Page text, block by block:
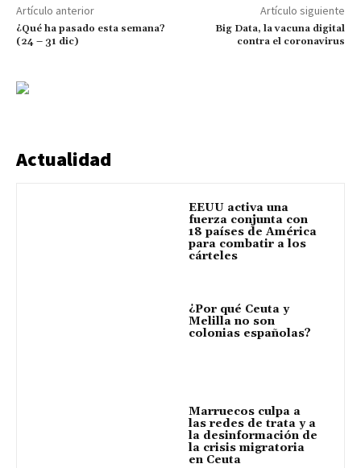
Artículo anterior
¿Qué ha pasado esta semana?
(24 – 31 dic)
Artículo siguiente
Big Data, la vacuna digital
contra el coronavirus
Actualidad
EEUU activa una
fuerza conjunta con
18 países de América
para combatir a los
cárteles
¿Por qué Ceuta y
Melilla no son
colonias españolas?
Marruecos culpa a
las redes de trata y a
la desinformación de
la crisis migratoria
en Ceuta